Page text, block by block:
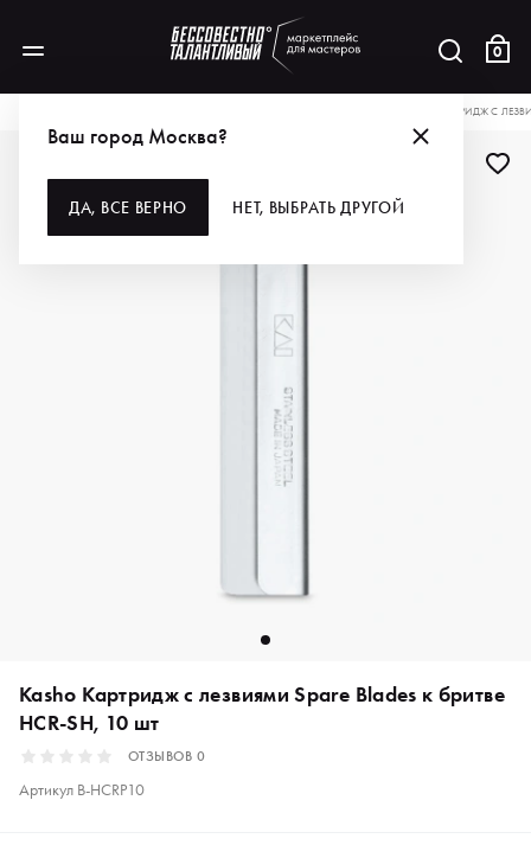
0
Ваш город Москва?
ДА, ВСЕ ВЕРНО НЕТ, ВЫБРАТЬ ДРУГОЙ
KASHO КАРТРИДЖ С
Kasho Картридж с лезвиями Spare Blades к бритве
HCR-SH, 10 шт
ОТЗЫВОВ 0
Артикул B-HCRP10